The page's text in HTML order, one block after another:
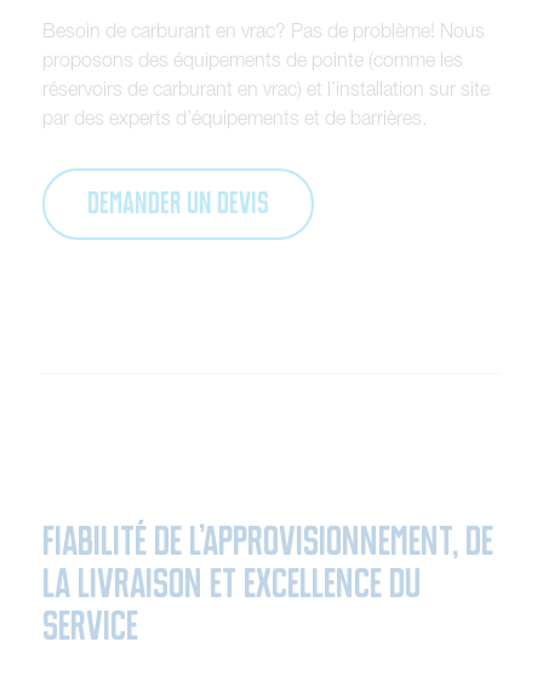
Besoin de carburant en vrac? Pas de problème! Nous
proposons des équipements de pointe (comme les
réservoirs de carburant en vrac) et l’installation sur site
par des experts d’équipements et de barrières.
DEMANDER UN DEVIS
Fiabilité de l’approvisionnement, de
la livraison et excellence du
service